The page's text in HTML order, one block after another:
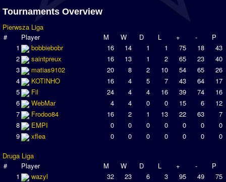
Tournaments Overview
Pierwsza Liga
#
Player M W D L + -
P
1
bobbiebobr 16 14 1 1 75 18
43
2
saintpreux 16 13 1 2 65 23
40
3
matias9102 20 8 2 10 54 65
26
4
KOTINHO 16 4 5 7 43 64
17
5
Fil 24 4 4 16 39 74
16
6
WebMar 4 4 0 0 15 6
12
7
Frodoo84 16 2 1 13 22 63
7
8
EMPI 0 0 0 0 0 0
0
9
xflea 0 0 0 0 0 0 0
Druga Liga
#
Player M W D L + -
P
1
wazyl 32 23 6 3 95 49
75